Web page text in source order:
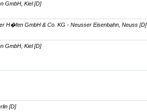
GmbH, Kiel [D]
H�fen GmbH & Co. KG - Neusser Eisenbahn, Neuss [D]
GmbH, Kiel [D]
[D]